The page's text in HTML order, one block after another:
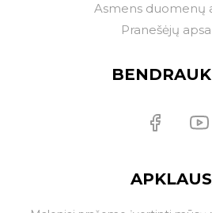
Asmens duomenų
Pranešėjų